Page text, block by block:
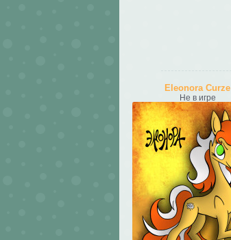
Eleonora Curze
Не в игре